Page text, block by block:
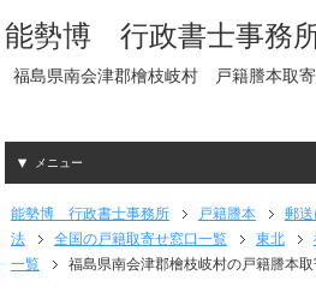
能勢博 行政書士事務
福島県南会津郡檜枝岐村 戸籍謄本取
メニュー
能勢博 行政書士事務所 戸籍謄本
郵
法
全国の戸籍取寄せ窓口一覧 東北
一覧
福島県南会津郡檜枝岐村の戸籍謄本取